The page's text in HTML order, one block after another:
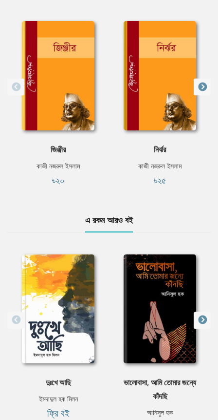
জিঞ্জীর
কাজী নজরুল ইসলাম
৳২০
নির্ঝর
কাজী নজরুল ইসলাম
৳২৫
এ রকম আরও বই
দুঃখে আছি
ইমদাদুল হক মিলন
ফ্রি বই
ভালোবাসা, আমি তোমার জন্যে
কাঁদছি
আনিসুল হক